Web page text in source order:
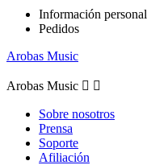
Información personal
Pedidos
Arobas Music
Arobas Music  
Sobre nosotros
Prensa
Soporte
Afiliación